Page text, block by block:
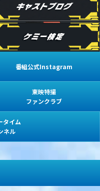
番組公式Instagram
東映特撮
ファンクラブ
タイム
ネル